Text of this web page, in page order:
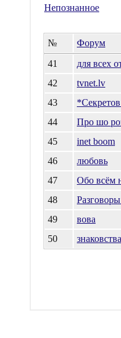
Непознанное
№
Форум
41
для всех
42
tvnet.lv
43
44
Про шо
45
inet boom
46
любовь
47
Обо всём
48
49
вова
50
знаковства